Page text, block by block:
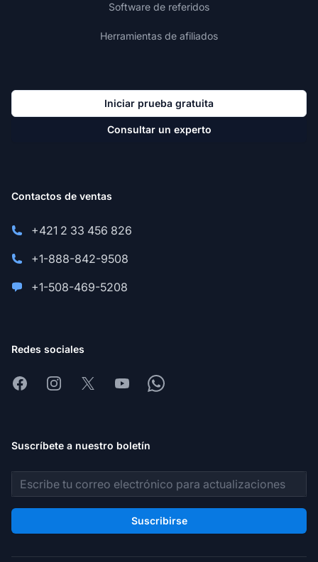
Software de referidos
Herramientas de afiliados
Iniciar prueba gratuita
Consultar un experto
Contactos de ventas
+421 2 33 456 826
+1-888-842-9508
+1-508-469-5208
Redes sociales
FacebookInstagram
X YoutubeWhatsapp
Suscríbete a nuestro boletín
Dirección de correo electrónico
Suscribirse